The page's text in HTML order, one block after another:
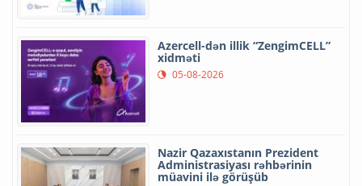
Azercell-dən illik “ZengimCELL”
xidməti
05-08-2026
Nazir Qazaxıstanın Prezident
Administrasiyası rəhbərinin
müavini ilə görüşüb